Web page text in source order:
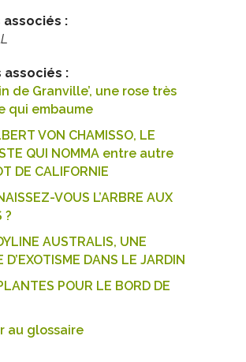
associés :
:
de Granville’, une rose très
qui embaume
VON CHAMISSO, LE
QUI NOMMA entre autre
DE CALIFORNIE
VOUS L’ARBRE AUX
?
AUSTRALIS, UNE
D’EXOTISME DANS LE JARDIN
POUR LE BORD DE
au glossaire